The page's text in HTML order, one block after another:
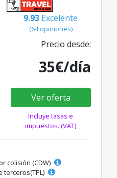
9.93 Excelente
(64 opiniones)
Precio desde:
35€/día
Ver oferta
Incluye tasas e
impuestos. (VAT)
colisión (CDW)
terceros(TPL)